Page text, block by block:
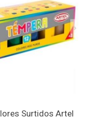
Surtidos Artel